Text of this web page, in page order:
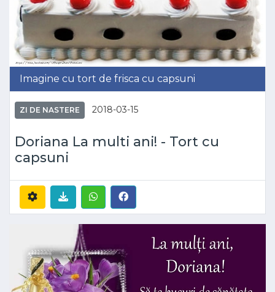
Imagine cu tort de frisca cu capsuni
ZI DE NASTERE 2018-03-15
Doriana La multi ani! - Tort cu
capsuni